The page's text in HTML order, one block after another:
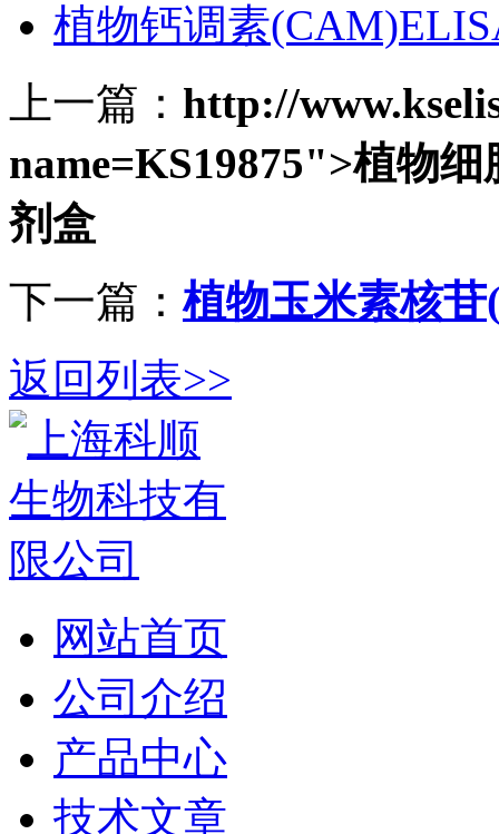
植物钙调素
上一篇： http://
name=KS19875">植物
剂盒
下一篇：植物玉米素核
返回列表>>
网站首页
公司介绍
产品中心
技术文章